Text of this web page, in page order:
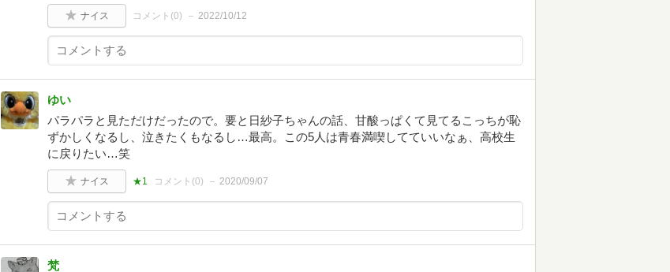
ナイス コメント(0) 2022/10/12
ゆい
パラパラと見ただけだったので。要と日紗子ちゃんの話、甘酸っぱくて見てるこっちが恥
ずかしくなるし、泣きたくもなるし…最高。この5人は青春満喫してていいなぁ、高校生
に戻りたい…笑
ナイス ★1 コメント(0) 2020/09/07
梵